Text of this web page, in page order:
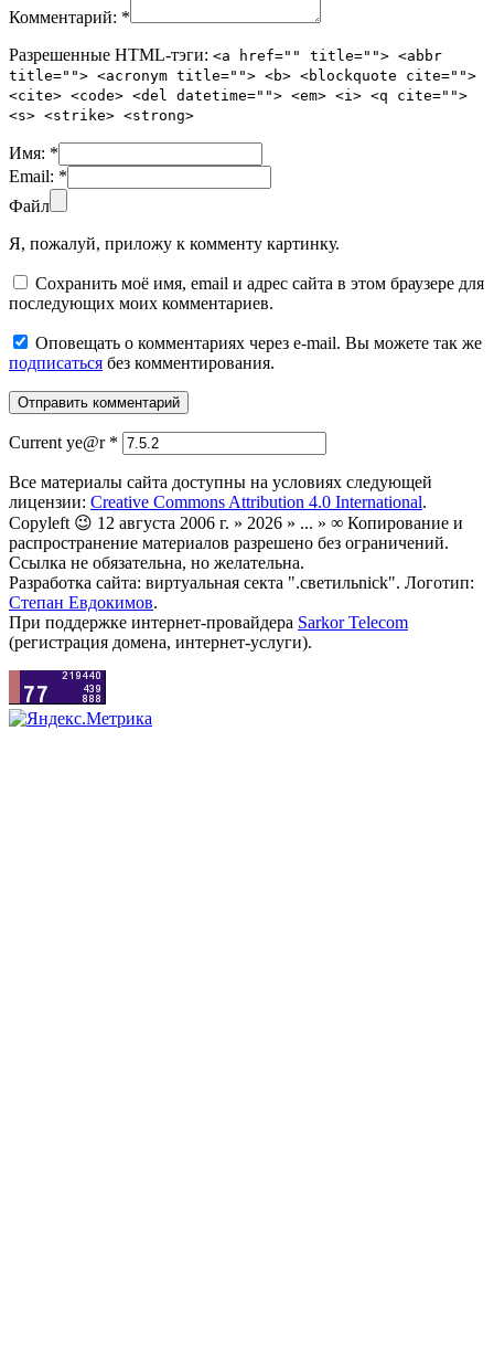
Комментарий: *
Разрешенные HTML-тэги: <a href="" title=""> <abbr
title=""> <acronym title=""> <b> <blockquote cite="">
<cite> <code> <del datetime=""> <em> <i> <q cite="">
<s> <strike> <strong>
Имя: *
Email: *
Файл
Я, пожалуй, приложу к комменту картинку.
Сохранить моё имя, email и адрес сайта в этом браузере для
последующих моих комментариев.
Оповещать о комментариях через e-mail. Вы можете так же
подписаться без комментирования.
Current ye@r *
Все материалы сайта доступны на условиях следующей
лицензии: Creative Commons Attribution 4.0 International.
Copyleft 😉 12 августа 2006 г. » 2026 » ... » ∞ Копирование и
распространение материалов разрешено без ограничений.
Ссылка не обязательна, но желательна.
Разработка сайта: виртуальная секта ".светильnick". Логотип:
Степан Евдокимов.
При поддержке интернет-провайдера Sarkor Telecom
(регистрация домена, интернет-услуги).